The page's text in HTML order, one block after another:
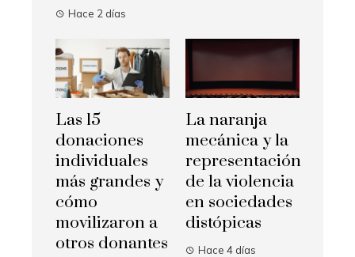
Hace 2 días
Las 15
donaciones
individuales
más grandes y
cómo
movilizaron a
otros donantes
La naranja
mecánica y la
representación
de la violencia
en sociedades
distópicas
Hace 4 días